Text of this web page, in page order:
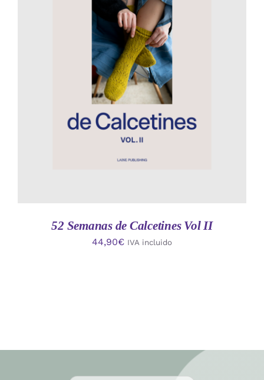
AÑADIR AL CARRITO
52 Semanas de Calcetines Vol II
44,90€ IVA incluido